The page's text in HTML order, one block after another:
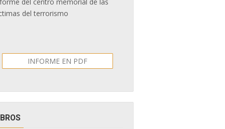
del terrorismo
INFORME EN PDF